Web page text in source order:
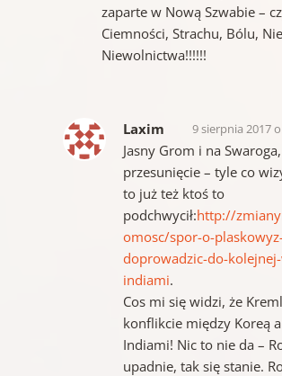
zaparte w Nową Szwabie –
Ciemności, Strachu, Bólu,
Niewolnictwa!!!!!!
Laxim 9 sierpnia 2017
Jasny Grom i na
przesunięcie – tyle co
to już też ktoś to
podchwycił:http://
omosc/spor-o-
doprowadzic-do-
indiami.
Cos mi się widzi, że
konflikcie między Koreą
Indiami! Nic to nie da –
upadnie, tak się stanie.